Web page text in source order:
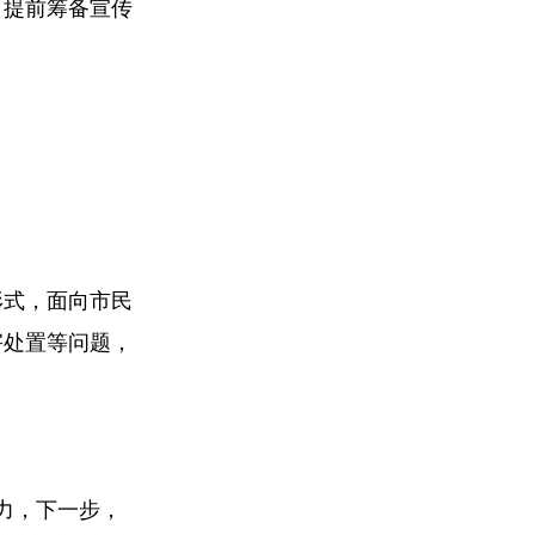
前筹备宣传
，面向市民
置等问题，
，下一步，